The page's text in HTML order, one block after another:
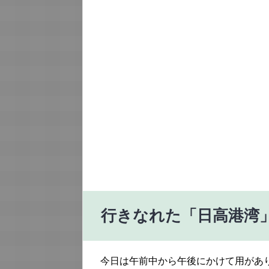
行きなれた「日高港湾
今日は午前中から午後にかけて用があ